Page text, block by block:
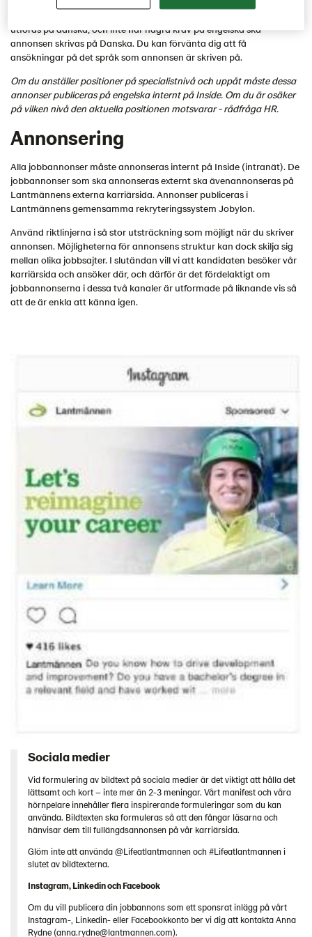
utföras på danska, och inte har några krav på engelska ska
annonsen skrivas på Danska. Du kan förvänta dig att få
ansökningar på det språk som annonsen är skriven på.
Om du anställer positioner på specialistnivå och uppåt måste dessa
annonser publiceras på engelska internt på Inside. Om du är osäker
på vilken nivå den aktuella positionen motsvarar - rådfråga HR.
Annonsering
Alla jobbannonser måste annonseras internt på Inside (intranät). De
jobbannonser som ska annonseras externt ska ävenannonseras på
Lantmännens externa karriärsida. Annonser publiceras i
Lantmännens gemensamma rekryteringssystem Jobylon.
Använd riktlinjerna i så stor utsträckning som möjligt när du skriver
annonsen. Möjligheterna för annonsens struktur kan dock skilja sig
mellan olika jobbsajter. I slutändan vill vi att kandidaten besöker vår
karriärsida och ansöker där, och därför är det fördelaktigt om
jobbannonserna i dessa två kanaler är utformade på liknande vis så
att de är enkla att känna igen.
Sociala medier
Vid formulering av bildtext på sociala medier är det viktigt att hålla det
lättsamt och kort – inte mer än 2-3 meningar. Vårt manifest och våra
hörnpelare innehåller flera inspirerande formuleringar som du kan
använda. Bildtexten ska formuleras så att den fångar läsarna och
hänvisar dem till fullängdsannonsen på vår karriärsida.
Glöm inte att använda @Lifeatlantmannen och #Lifeatlantmannen i
slutet av bildtexterna.
Instagram, Linkedin och Facebook
Om du vill publicera din jobbannons som ett sponsrat inlägg på vårt
Instagram-, Linkedin- eller Facebookkonto ber vi dig att kontakta Anna
Rydne (anna.rydne@lantmannen.com).